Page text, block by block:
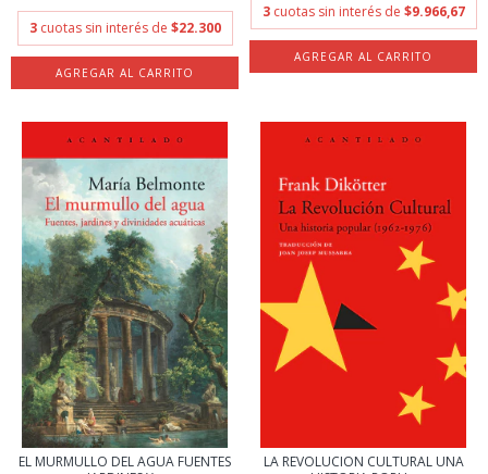
3 cuotas sin interés de $22.300
3 cuotas sin interés de $9.966,67
EL MURMULLO DEL AGUA FUENTES
LA REVOLUCION CULTURAL UNA